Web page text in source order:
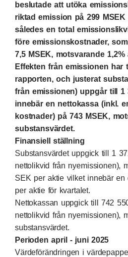
beslutade att utöka
riktad emission på 299
således en total
före emissionskostnader,
7,5 MSEK, motsvarande
Effekten från emissionen har
rapporten, och justerat
från emissionen) uppgår till 1
innebär en nettokassa (inkl.
kostnader) på 743 MSEK,
substansvärdet.
Finansiell ställning
Substansvärdet uppgick till 1
nettolikvid från nyemissionen),
SEK per aktie vilket innebär
per aktie för kvartalet.
Nettokassan uppgick till 742
nettolikvid från nyemissionen),
substansvärdet.
Perioden april - juni 2025
Värdeförändringen i